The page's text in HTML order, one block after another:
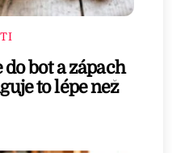
bot a zápach
to lépe než